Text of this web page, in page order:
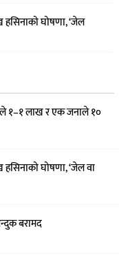
घोषणा, ‘जेल
१–१ लाख र एक जनाले १०
घोषणा, ‘जेल वा
बरामद